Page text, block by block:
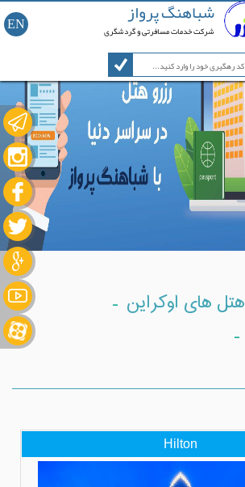
EN شباهنگ پرواز
شرکت خدمات مسافرتی و گردشگری
هتل های اوکراین -
-
Hilton